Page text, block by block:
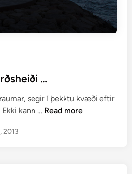
…
segir í þekktu kvæði eftir
kann … A
Read more
2013